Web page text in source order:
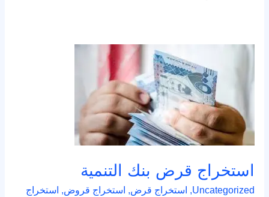
استخراج قرض بنك التنمية
Uncategorized
, استخراج قرض, استخراج قروض, استخراج
استخراج